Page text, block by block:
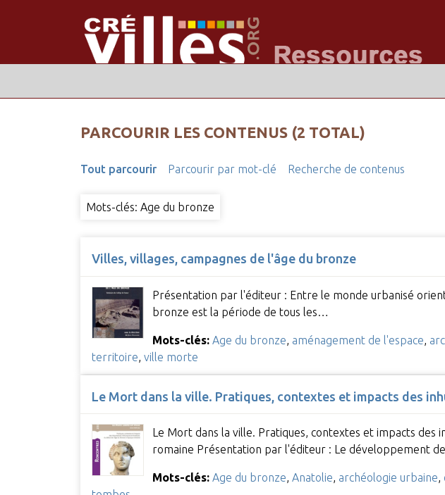
PARCOURIR LES CONTENUS (2 TOTAL)
Tout parcourir Parcourir par mot-clé Recherche de contenus
Mots-clés: Age du bronze
Villes, villages, campagnes de l'âge du bronze
Présentation par l'éditeur : Entre le monde urbanisé
bronze est la période de tous les…
Mots-clés: Age du bronze aménagement de l'espace
territoire ville morte
Le Mort dans la ville. Pratiques, contextes et impacts des
Le Mort dans la ville. Pratiques, contextes et impacts
romaine Présentation par l'éditeur : Le développement
Mots-clés: Age du bronze, Anatolie, archéologie urbaine,